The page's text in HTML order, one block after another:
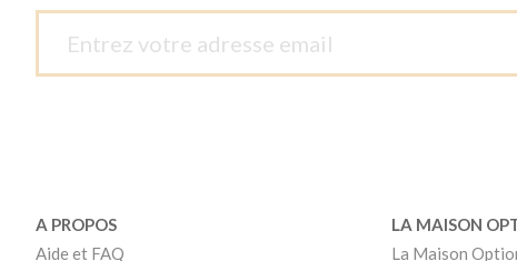
A PROPOS
Aide et FAQ
LA MAISON
La Maison